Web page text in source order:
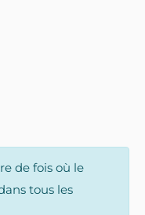
de fois où le
tous les